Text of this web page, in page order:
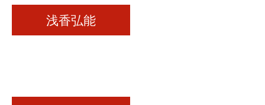
浅香弘能